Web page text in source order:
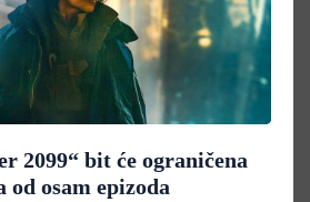
2099“ bit će ograničena
od osam epizoda